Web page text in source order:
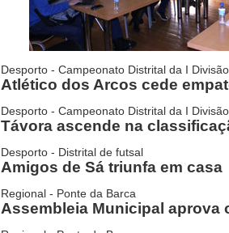
Desporto - Campeonato Distrital da I
Atlético dos Arcos cede
Desporto - Campeonato Distrital da I
Távora ascende na
Desporto - Distrital de futsal
Amigos de Sá triunfa em casa
Regional - Ponte da Barca
Assembleia Municipal aprova